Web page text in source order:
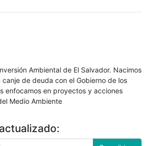
Ambiental de El Salvador. Nacimos
de deuda con el Gobierno de los
enfocamos en proyectos y acciones
Medio Ambiente